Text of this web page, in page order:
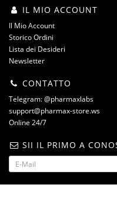
IL MIO ACCOUNT
Il Mio Account
Storico Ordini
Lista dei Desideri
Newsletter
CONTATTO
Telegram: @pharmaxlabs
support@pharmax-store.ws
Online 24/7
SII IL PRIMO A